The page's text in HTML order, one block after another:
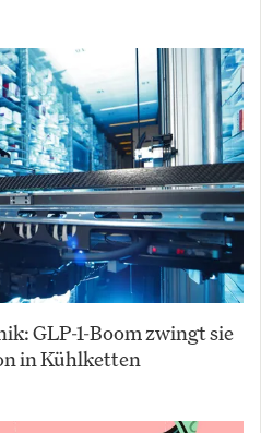
GLP-1-Boom zwingt sie
in Kühlketten